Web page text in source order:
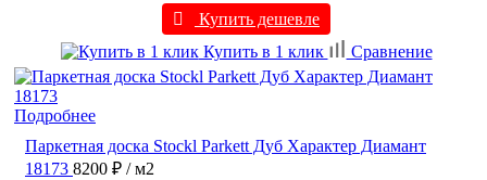
Купить дешевле
Купить в 1 клик
Сравнение
Подробнее
Паркетная доска Stockl Parkett Дуб Характер Диамант
18173 8200 ₽ / м2